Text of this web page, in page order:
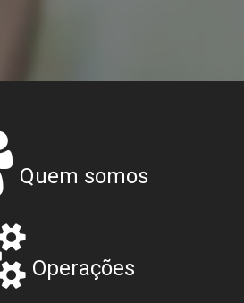
Quem somos
Operações